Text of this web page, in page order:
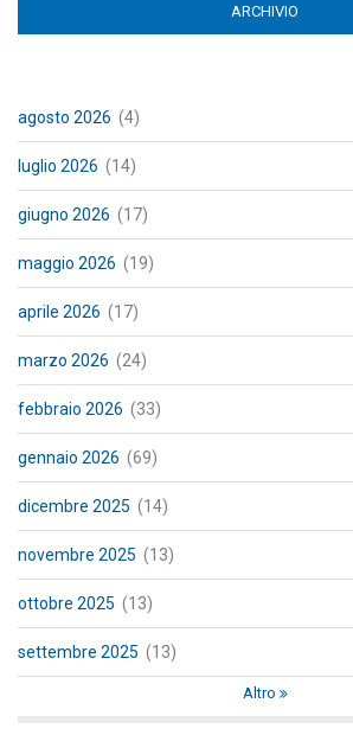
ARCHIVIO
agosto 2026 (4)
luglio 2026 (14)
giugno 2026 (17)
maggio 2026 (19)
aprile 2026 (17)
marzo 2026 (24)
febbraio 2026 (33)
gennaio 2026 (69)
dicembre 2025 (14)
novembre 2025 (13)
ottobre 2025 (13)
settembre 2025 (13)
Altro